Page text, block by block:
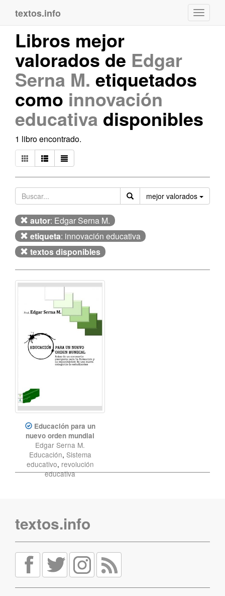
textos.info
Libros mejor
valorados de Edgar
Serna M. etiquetados
como innovación
educativa disponibles
1 libro encontrado.
mejor valorados
autor: Edgar Serna M.
etiqueta: innovación educativa
textos disponibles
Educación para un
nuevo orden mundial
Edgar Serna M.
Educación, Sistema
educativo, revolución
educativa
textos.info